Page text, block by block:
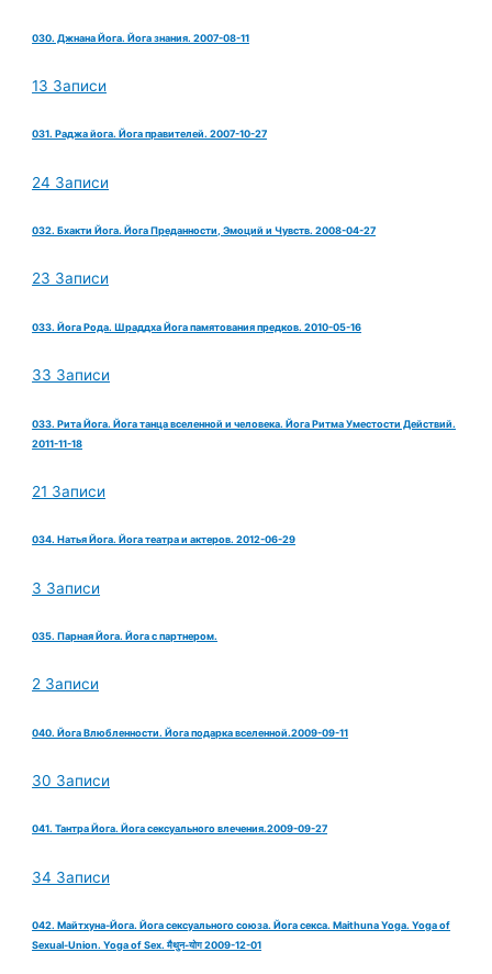
030. Джнана Йога. Йога знания. 2007-08-11
13 Записи
031. Раджа йога. Йога правителей. 2007-10-27
24 Записи
032. Бхакти Йога. Йога Преданности, Эмоций и Чувств. 2008-04-27
23 Записи
033. Йога Рода. Шраддха Йога памятования предков. 2010-05-16
33 Записи
033. Рита Йога. Йога танца вселенной и человека. Йога Ритма Уместости Действий.
2011-11-18
21 Записи
034. Натья Йога. Йога театра и актеров. 2012-06-29
3 Записи
035. Парная Йога. Йога с партнером.
2 Записи
040. Йога Влюбленности. Йога подарка вселенной.2009-09-11
30 Записи
041. Тантра Йога. Йога сексуального влечения.2009-09-27
34 Записи
042. Майтхуна-Йога. Йога сексуального союза. Йога секса. Maithuna Yoga. Yoga of
Sexual-Union. Yoga of Sex. मैथुन-योग 2009-12-01